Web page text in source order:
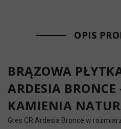
OPIS
BRĄZOWA
ARDESIA
KAMIENIA
Gres CR Ardesia Bronce w